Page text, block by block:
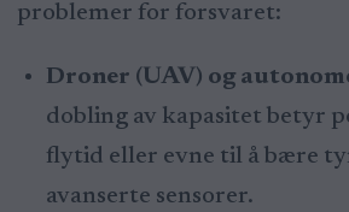
problemer for forsvaret:
Droner (UAV) og
dobling av kapasitet betyr
flytid eller evne til å bære
avanserte sensorer.